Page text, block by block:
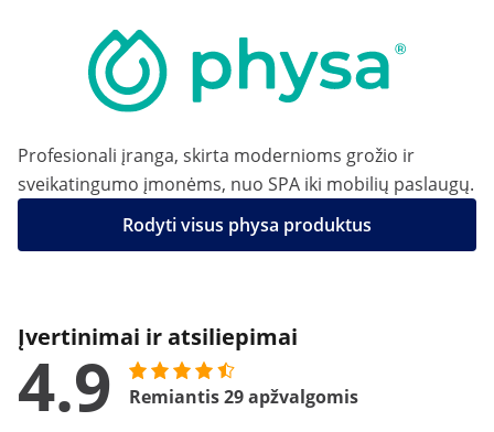
Profesionali įranga, skirta modernioms grožio ir
sveikatingumo įmonėms, nuo SPA iki mobilių paslaugų.
Rodyti visus physa produktus
Įvertinimai ir atsiliepimai
4.9 Remiantis 29 apžvalgomis